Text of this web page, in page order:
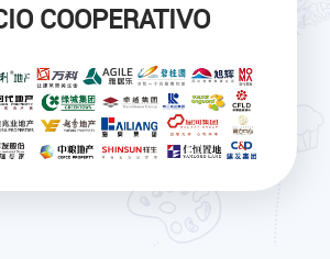
COOPERATIVO